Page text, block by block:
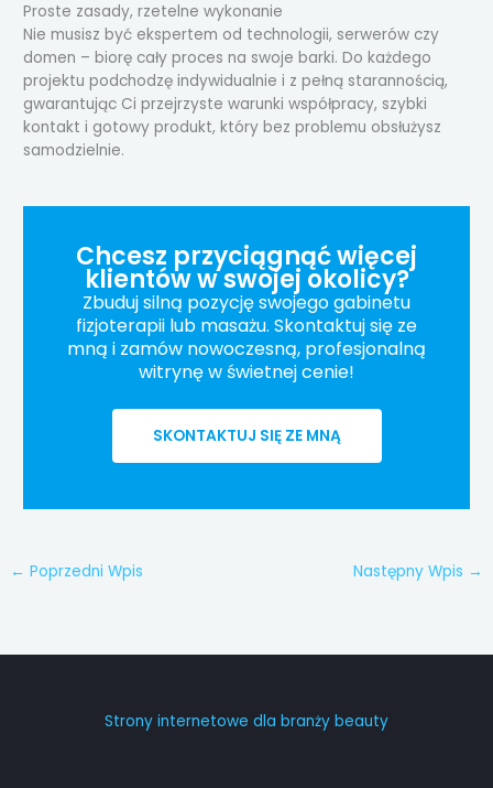
Proste zasady, rzetelne wykonanie
Nie musisz być ekspertem od technologii, serwerów czy
domen – biorę cały proces na swoje barki. Do każdego
projektu podchodzę indywidualnie i z pełną starannością,
gwarantując Ci przejrzyste warunki współpracy, szybki
kontakt i gotowy produkt, który bez problemu obsłużysz
samodzielnie.
Chcesz przyciągnąć więcej
klientów w swojej okolicy?
Zbuduj silną pozycję swojego gabinetu
fizjoterapii lub masażu. Skontaktuj się ze
mną i zamów nowoczesną, profesjonalną
witrynę w świetnej cenie!
SKONTAKTUJ SIĘ ZE MNĄ
← Poprzedni Wpis Następny Wpis →
Strony internetowe dla branży beauty